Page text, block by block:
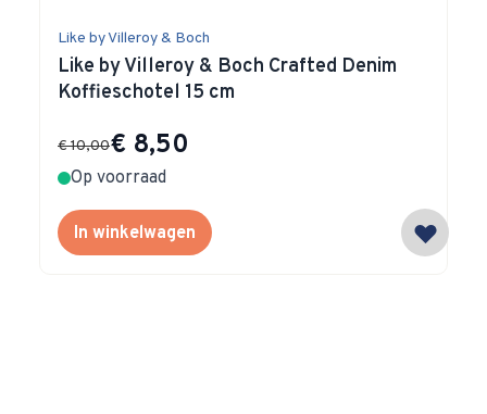
Like by Villeroy & Boch
Like by Villeroy & Boch Crafted Denim
Koffieschotel 15 cm
Special Price
€ 8,50
€ 10,00
Op voorraad
In winkelwagen